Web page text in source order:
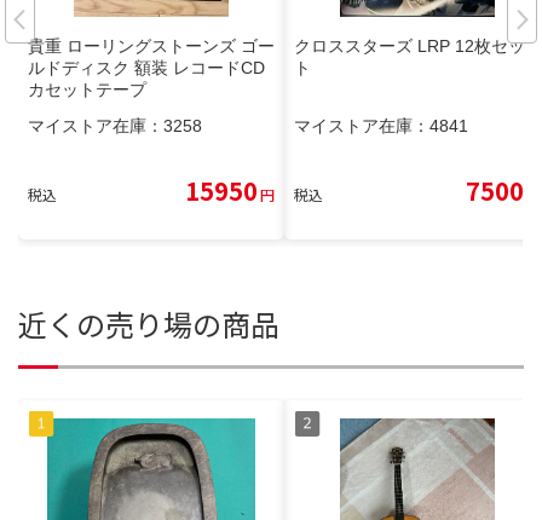
貴重 ローリングストーンズ ゴー
ルドディスク 額装 レコードCD
カセットテープ
マイストア在庫： 3258
税込 15950円
クロススターズ LRP 12枚セッ
ト
マイストア在庫： 4841
税込 7500
近くの売り場の商品